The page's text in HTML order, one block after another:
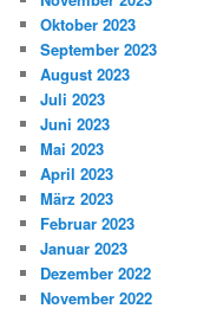
Oktober 2023
September 2023
August 2023
Juli 2023
Juni 2023
Mai 2023
April 2023
März 2023
Februar 2023
Januar 2023
Dezember 2022
November 2022